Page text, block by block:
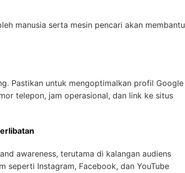
manusia serta mesin pencari akan membantu
Pastikan untuk mengoptimalkan profil Google
telepon, jam operasional, dan link ke situs
awareness, terutama di kalangan audiens
seperti Instagram, Facebook, dan YouTube